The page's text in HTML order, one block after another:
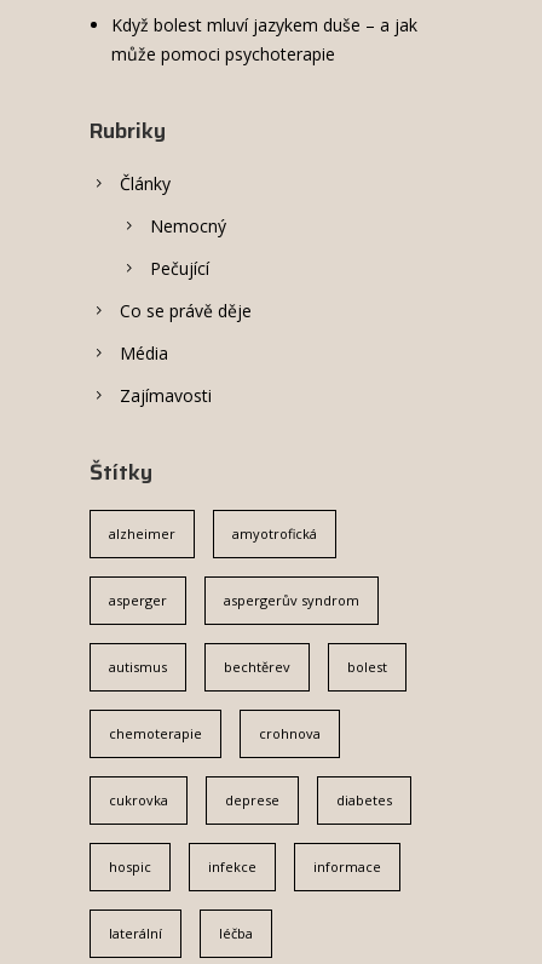
Když bolest mluví jazykem duše – a jak
může pomoci psychoterapie
Rubriky
Články
Nemocný
Pečující
Co se právě děje
Média
Zajímavosti
Štítky
alzheimer amyotrofická
asperger aspergerův syndrom
autismus bechtěrev bolest
chemoterapie crohnova
cukrovka deprese diabetes
hospic infekce informace
laterální léčba